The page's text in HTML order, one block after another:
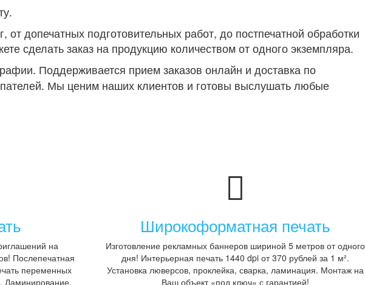
допечатных подготовительных работ, до постпечатной обработки
сделать заказ на продукцию количеством от одного экземпляра.
Поддерживается прием заказов онлайн и доставка по
Мы ценим наших клиентов и готовы выслушать любые
на
Послепечатная
переменных
Ламинирование,
Широкоформатная печать
Изготовление рекламных баннеров шириной 5 метров от одного
дня! Интерьерная печать 1440 dpi от 370 рублей за 1 м².
Установка люверсов, проклейка, сварка, ламинация. Монтаж на
Ваш объект «под ключ» с гарантией!